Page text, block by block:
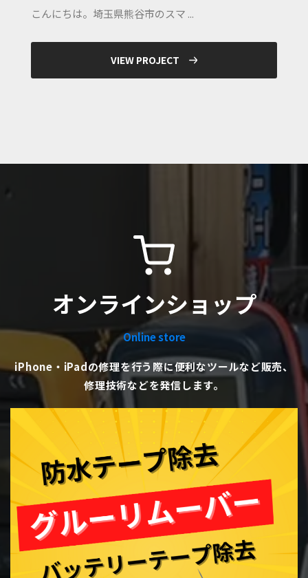
こんにちは。埼玉県熊谷市のスマ ...
VIEW PROJECT
オンラインショップ
Online store
iPhone・iPadの修理を行う際に便利なツールなど販売、
修理技術などを発信します。